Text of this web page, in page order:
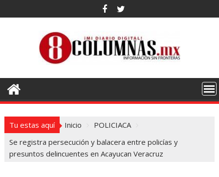
al
Tu estas aquí Inicio
POLICIACA
Se registra persecución y balacera entre policías y
presuntos delincuentes en Acayucan Veracruz